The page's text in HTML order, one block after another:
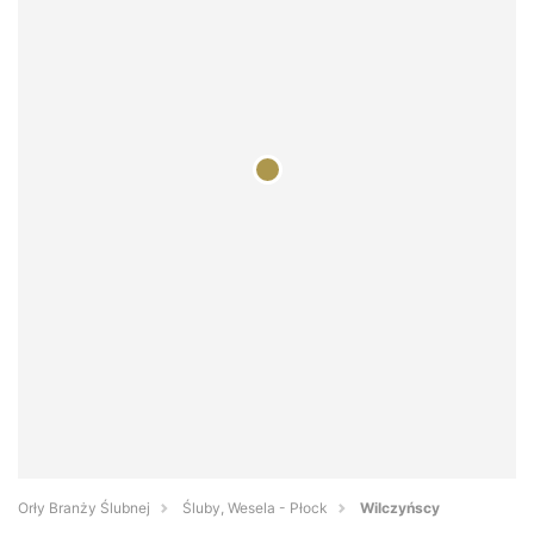
Orły Branży Ślubnej Śluby, Wesela - Płock Wilczyńscy